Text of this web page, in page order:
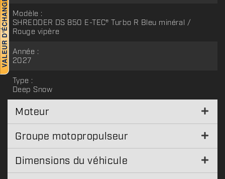
Modèle :
SHREDDER DS 850 E-TEC® Turbo R Bleu minéral /
Rouge vipère
Année :
2027
Type :
Deep Snow
Moteur
Groupe motopropulseur
Dimensions du véhicule